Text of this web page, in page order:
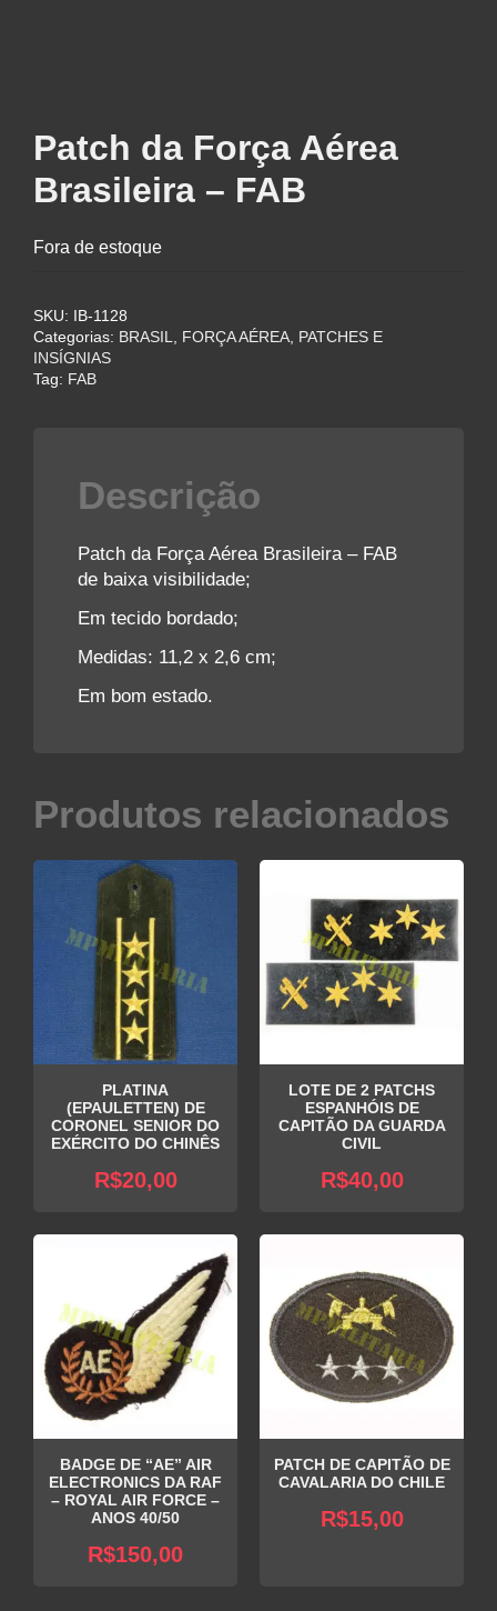
Patch da Força Aérea
Brasileira – FAB
Fora de estoque
SKU:
IB-1128
Categorias: BRASIL, FORÇA AÉREA, PATCHES E
INSÍGNIAS
Tag: FAB
Descrição
Patch da Força Aérea Brasileira – FAB
de baixa visibilidade;
Em tecido bordado;
Medidas: 11,2 x 2,6 cm;
Em bom estado.
Produtos relacionados
PLATINA
(EPAULETTEN) DE
CORONEL SENIOR DO
EXÉRCITO DO CHINÊS
R$20,00
LOTE DE 2 PATCHS
ESPANHÓIS DE
CAPITÃO DA GUARDA
CIVIL
R$40,00
BADGE DE “AE” AIR
ELECTRONICS DA RAF
– ROYAL AIR FORCE –
ANOS 40/50
R$150,00
PATCH DE CAPITÃO DE
CAVALARIA DO CHILE
R$15,00